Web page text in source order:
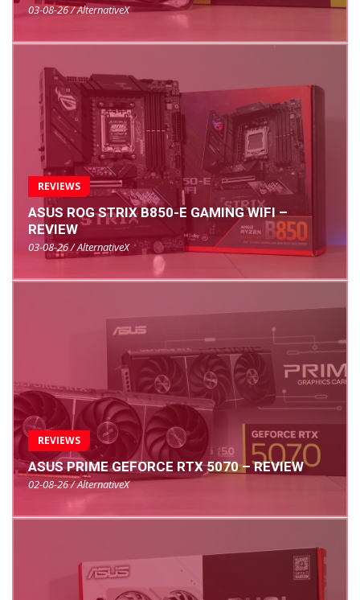
03-08-26 / AlternativeX
REVIEWS
ASUS ROG STRIX B850-E GAMING WIFI –
REVIEW
03-08-26 / AlternativeX
REVIEWS
ASUS PRIME GEFORCE RTX 5070 – REVIEW
02-08-26 / AlternativeX